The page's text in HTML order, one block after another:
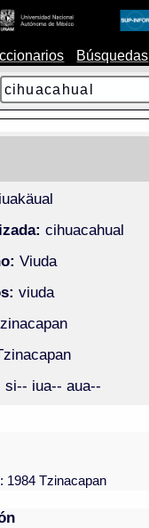
Búsquedas
cihuacahual
Viuda
viuda
si-- iua-- aua--
1984 Tzinacapan